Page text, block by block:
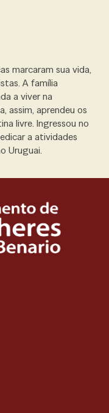
marcaram sua vida,
A família
a viver na
assim, aprendeu os
livre. Ingressou no
a atividades
Uruguai.